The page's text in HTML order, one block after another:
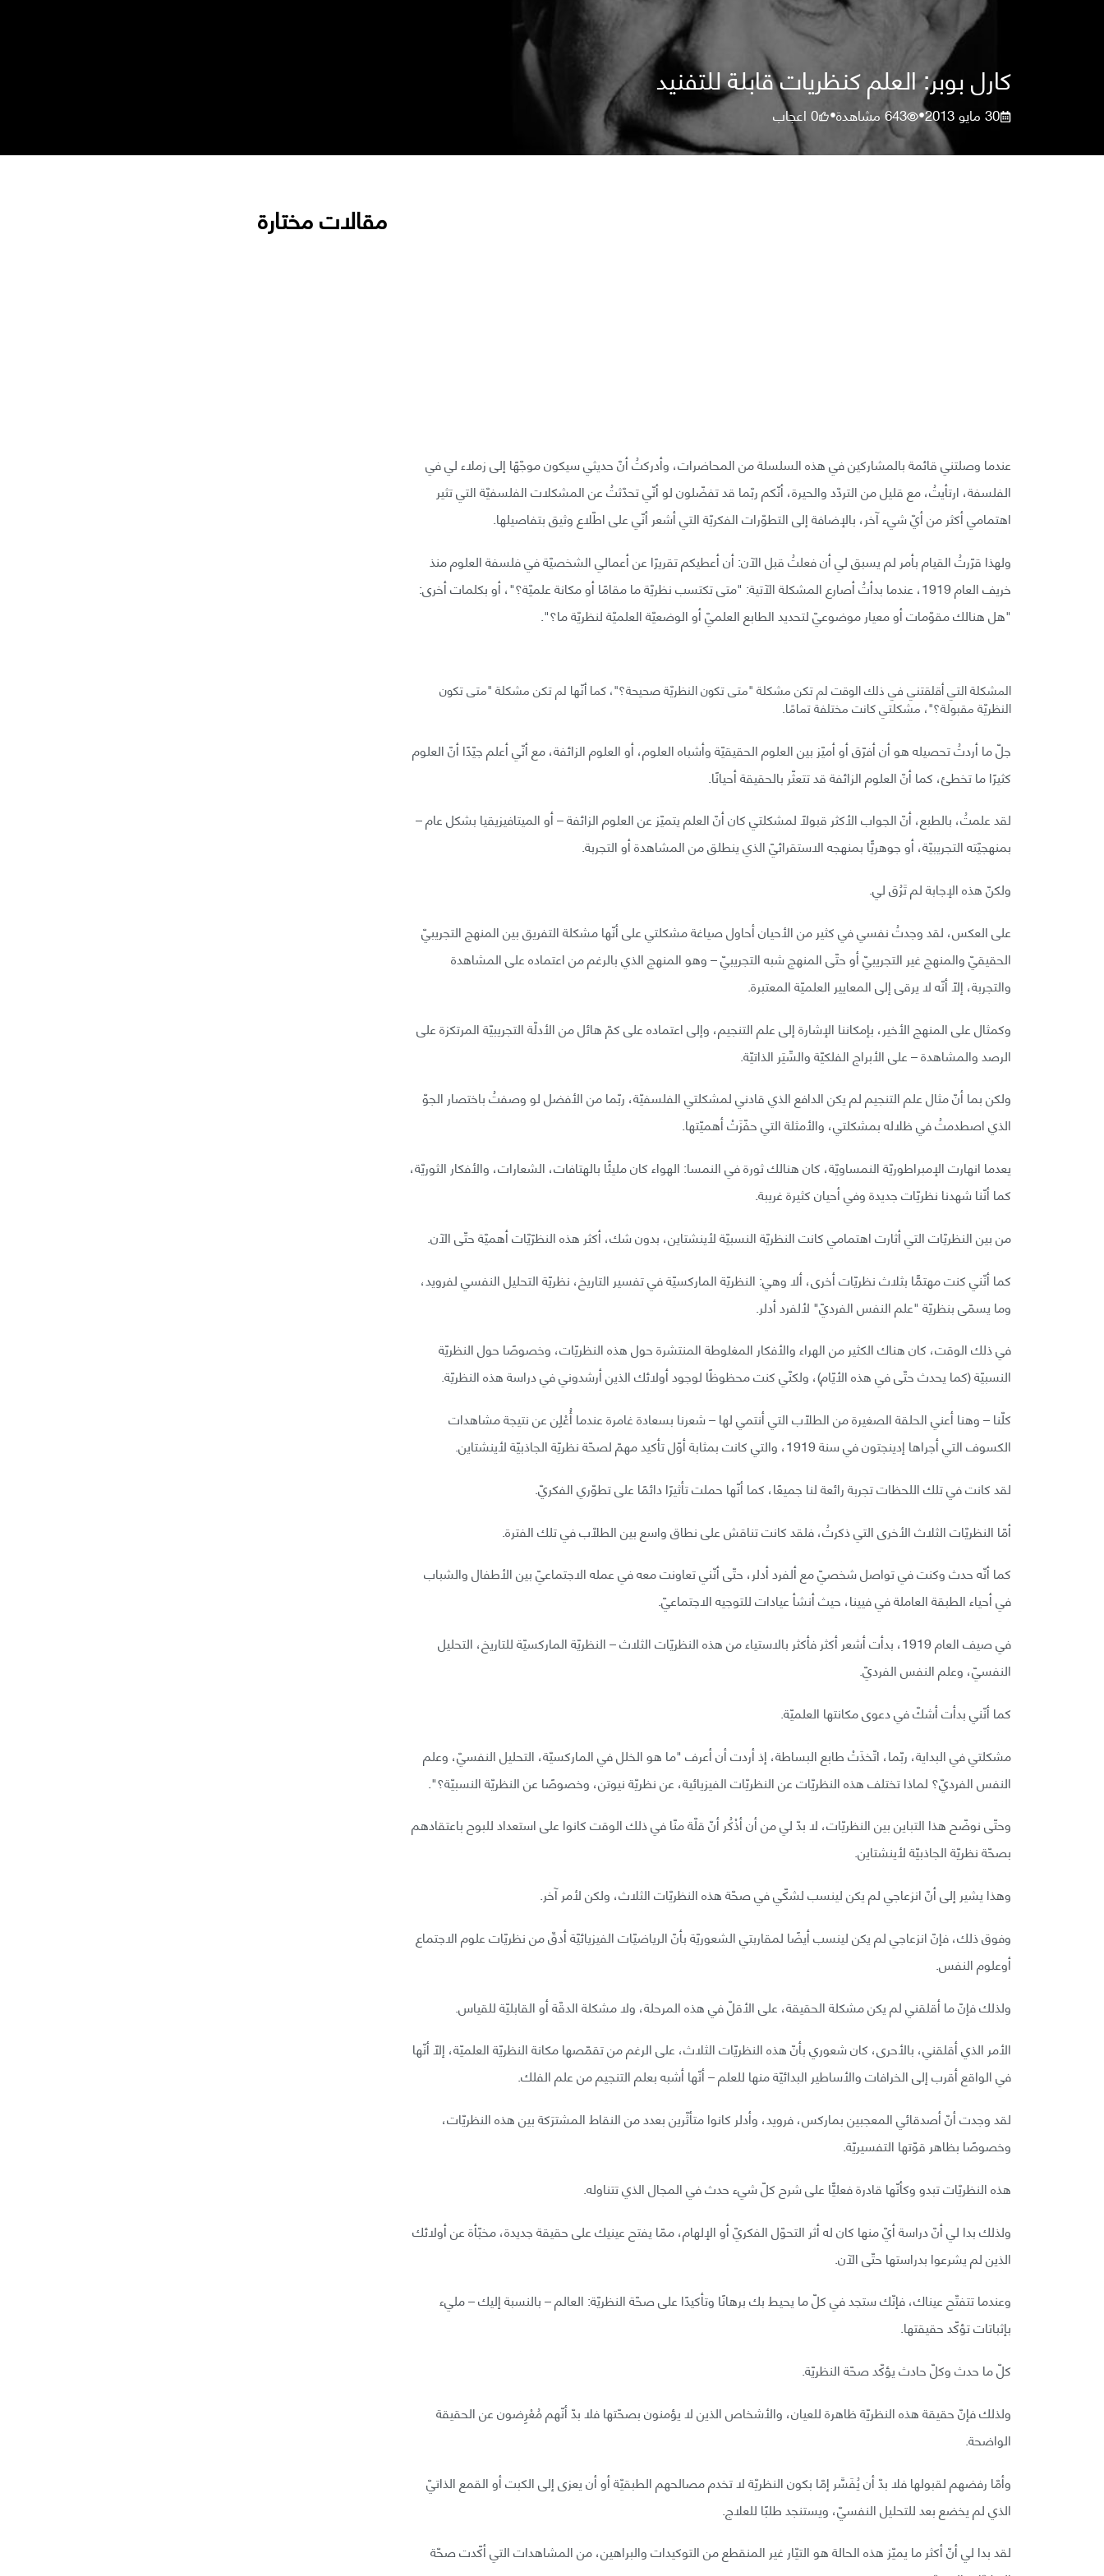
كارل بوبر: العلم كنظريات قابلة للتفنيد
30 مايو 2013 •
643مشاهدة•
0اعجاب
عندما وصلتني قائمة بالمشاركين في هذه السلسلة من المحاضرات، وأدركتُ أنّ حديثي سيكون موجّهًا إلى زملاء لي في
الفلسفة، ارتأيتُ، مع قليل من التردّد والحيرة، أنّكم ربّما قد تفضّلون لو أنّي تحدّثتُ عن المشكلات الفلسفيّة التي تثير
اهتمامي أكثر من أيّ شيء آخر، بالإضافة إلى التطوّرات الفكريّة التي أشعر أنّي على اطّلاع وثيق بتفاصيلها.
ولهذا قرّرتُ القيام بأمر لم يسبق لي أن فعلتُ قبل الآن: أن أعطيكم تقريرًا عن أعمالي الشخصيّة في فلسفة العلوم منذ
خريف العام 1919، عندما بدأتُ أصارع المشكلة الآتية: "متى تكتسب نظريّة ما مقامًا أو مكانة علميّة؟"، أو بكلمات أخرى:
"هل هنالك مقوّمات أو معيار موضوعيّ لتحديد الطابع العلميّ أو الوضعيّة العلميّة لنظريّة ما؟".
المشكلة التي أقلقتني في ذلك الوقت لم تكن مشكلة "متى تكون النظريّة صحيحة؟"، كما أنّها لم تكن مشكلة "متى تكون
النظريّة مقبولة؟"، مشكلتي كانت مختلفة تمامًا.
جلّ ما أردتُ تحصيله هو أن أفرّق أو أميّز بين العلوم الحقيقيّة وأشباه العلوم، أو العلوم الزائفة، مع أنّي أعلم جيّدًا أنّ العلوم
كثيرًا ما تخطئ، كما أنّ العلوم الزائفة قد تتعثّر بالحقيقة أحيانًا.
لقد علمتُ، بالطبع، أنّ الجواب الأكثر قبولًا لمشكلتي كان أنّ العلم يتميّز عن العلوم الزائفة – أو الميتافيزيقيا بشكل عام –
بمنهجيّته التجريبيّة، أو جوهريًّا بمنهجه الاستقرائيّ الذي ينطلق من المشاهدة أو التجربة.
ولكنّ هذه الإجابة لم تَرُق لي.
على العكس، لقد وجدتُ نفسي في كثير من الأحيان أحاول صياغة مشكلتي على أنّها مشكلة التفريق بين المنهج التجريبيّ
الحقيقيّ والمنهج غير التجريبيّ أو حتّى المنهج شبه التجريبيّ – وهو المنهج الذي بالرغم من اعتماده على المشاهدة
والتجربة، إلاّ أنّه لا يرقى إلى المعايير العلميّة المعتبرة.
وكمثال على المنهج الأخير، بإمكاننا الإشارة إلى علم التنجيم، وإلى اعتماده على كمّ هائل من الأدلّة التجريبيّة المرتكزة على
الرصد والمشاهدة – على الأبراج الفلكيّة والسِّيَر الذاتيّة.
ولكن بما أنّ مثال علم التنجيم لم يكن الدافع الذي قادني لمشكلتي الفلسفيّة، ربّما من الأفضل لو وصفتُ باختصار الجوّ
الذي اصطدمتُ في ظلاله بمشكلتي، والأمثلة التي حفّزَتْ أهميّتها.
يعدما انهارت الإمبراطوريّة النمساويّة، كان هنالك ثورة في النمسا: الهواء كان مليئًا بالهتافات، الشعارات، والأفكار الثوريّة،
كما أنّنا شهدنا نظريّات جديدة وفي أحيان كثيرة غريبة.
من بين النظريّات التي أثارت اهتمامي كانت النظريّة النسبيّة لأينشتاين، بدون شك، أكثر هذه النظرّيّات أهميّة حتّى الآن.
كما أنّني كنت مهتمًّا بثلاث نظريّات أخرى، ألا وهي: النظريّة الماركسيّة في تفسير التاريخ، نظريّة التحليل النفسي لفرويد،
وما يسمّى بنظريّة "علم النفس الفرديّ" لألفرد أدلر.
في ذلك الوقت، كان هناك الكثير من الهراء والأفكار المغلوطة المنتشرة حول هذه النظريّات، وخصوصًا حول النظريّة
النسبيّة (كما يحدث حتّى في هذه الأيّام)، ولكنّي كنت محظوظًا لوجود أولائك الذين أرشدوني في دراسة هذه النظريّة.
كلّنا – وهنا أعني الحلقة الصغيرة من الطلّاب التي أنتمي لها – شعرنا بسعادة غامرة عندما أُعْلِن عن نتيجة مشاهدات
الكسوف التي أجراها إدينجتون في سنة 1919، والتي كانت بمثابة أوّل تأكيد مهمّ لصحّة نظريّة الجاذبيّة لأينشتاين.
لقد كانت في تلك اللحظات تجربة رائعة لنا جميعًا، كما أنّها حملت تأثيرًا دائمًا على تطوّري الفكريّ.
أمّا النظريّات الثلاث الأخرى التي ذكرتُ، فلقد كانت تناقش على نطاق واسع بين الطلاّب في تلك الفترة.
كما أنّه حدث وكنت في تواصل شخصيّ مع ألفرد أدلر، حتّى أنّني تعاونت معه في عمله الاجتماعيّ بين الأطفال والشباب
في أحياء الطبقة العاملة في فيينا، حيث أنشأ عيادات للتوجيه الاجتماعيّ.
في صيف العام 1919، بدأت أشعر أكثر فأكثر بالاستياء من هذه النظريّات الثلاث – النظريّة الماركسيّة للتاريخ، التحليل
النفسيّ، وعلم النفس الفرديّ.
كما أنّني بدأت أشكّ في دعوى مكانتها العلميّة.
مشكلتي في البداية، ربّما، اتّخذَتْ طابع البساطة، إذ أردت أن أعرف "ما هو الخلل في الماركسيّة، التحليل النفسيّ، وعلم
النفس الفرديّ؟ لماذا تختلف هذه النظريّات عن النظريّات الفيزيائية، عن نظريّة نيوتن، وخصوصًا عن النظريّة النسبيّة؟".
وحتّى نوضّح هذا التباين بين النظريّات، لا بدّ لي من أن أذْكُر أنّ قلّة منّا في ذلك الوقت كانوا على استعداد للبوح باعتقادهم
بصحّة نظريّة الجاذبيّة لأينشتاين.
وهذا يشير إلى أنّ انزعاجي لم يكن لينسب لشكّي في صحّة هذه النظريّات الثلاث، ولكن لأمر آخر.
وفوق ذلك، فإنّ انزعاجي لم يكن لينسب أيضًا لمقاربتي الشعوريّة بأنّ الرياضيّات الفيزيائيّة أدقّ من نظريّات علوم الاجتماع
أوعلوم النفس.
ولذلك فإنّ ما أقلقني لم يكن مشكلة الحقيقة، على الأقلّ في هذه المرحلة، ولا مشكلة الدقّة أو القابليّة للقياس.
الأمر الذي أقلقني، بالأحرى، كان شعوري بأنّ هذه النظريّات الثلاث، على الرغم من تقمّصها مكانة النظريّة العلميّة، إلّا أنّها
في الواقع أقرب إلى الخرافات والأساطير البدائيّة منها للعلم – أنّها أشبه بعلم التنجيم من علم الفلك.
لقد وجدت أنّ أصدقائي المعجبين بماركس، فرويد، وأدلر كانوا متأثّرين بعدد من النقاط المشترَكة بين هذه النظريّات،
وخصوصًا بظاهر قوّتها التفسيريّة.
هذه النظريّات تبدو وكأنّها قادرة فعليًّا على شرح كلّ شيء حدث في المجال الذي تتناوله.
ولذلك بدا لي أنّ دراسة أيّ منها كان له أثر التحوّل الفكريّ أو الإلهام، ممّا يفتح عينيك على حقيقة جديدة، مخبّأة عن أولائك
الذين لم يشرعوا بدراستها حتّى الآن.
وعندما تتفتّح عيناك، فإنّك ستجد في كلّ ما يحيط بك برهانًا وتأكيدًا على صحّة النظريّة: العالم – بالنسبة إليك – مليء
بإثباتات تؤكّد حقيقتها.
كلّ ما حدث وكلّ حادث يؤكّد صحّة النظريّة.
ولذلك فإنّ حقيقة هذه النظريّة ظاهرة للعيان، والأشخاص الذين لا يؤمنون بصحّتها فلا بدّ أنّهم مُعْرِضون عن الحقيقة
الواضحة.
وأمّا رفضهم لقبولها فلا بدّ أن يُفَسَّر إمّا بكون النظريّة لا تخدم مصالحهم الطبقيّة أو أن يعزى إلى الكبت أو القمع الذاتيّ
الذي لم يخضع بعد للتحليل النفسيّ، ويستنجد طلبًا للعلاج.
لقد بدا لي أنّ أكثر ما يميّز هذه الحالة هو التيّار غير المنقطع من التوكيدات والبراهين، من المشاهدات التي أكّدت صحّة
مقالات مختارة